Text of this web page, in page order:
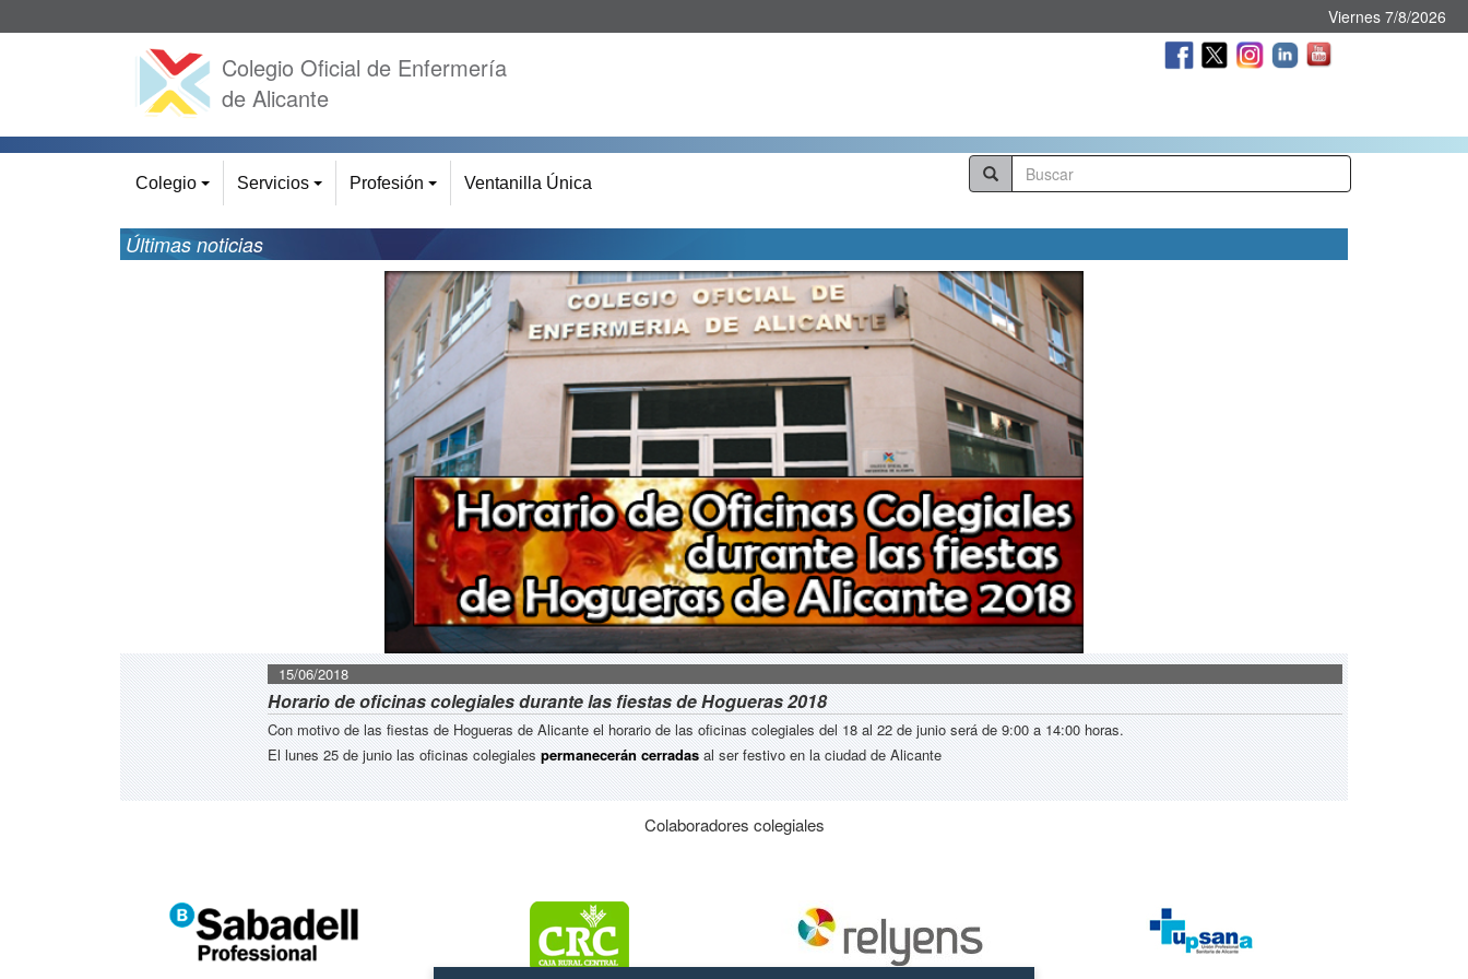
Viernes 7/8/2026
Colegio Oficial de Enfermería
de Alicante
Colegio Servicios Profesión Ventanilla Única
Últimas noticias
15/06/2018
Horario de oficinas colegiales durante las fiestas de Hogueras 2018
Con motivo de las fiestas de Hogueras de Alicante el horario de las oficinas colegiales del 18 al 22 de junio será de 9:00 a 14:00 horas.
El lunes 25 de junio las oficinas colegiales permanecerán cerradas al ser festivo en la ciudad de Alicante
Colaboradores colegiales